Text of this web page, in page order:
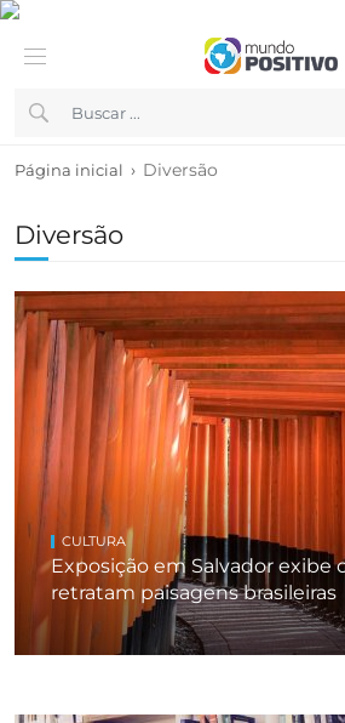
Página inicial › Diversão
Diversão
CULTURA
Exposição em Salvador exibe
retratam paisagens brasileiras